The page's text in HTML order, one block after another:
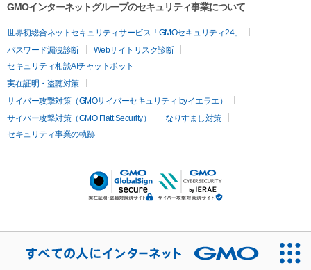
GMOインターネットグループのセキュリティ事業について
世界初総合ネットセキュリティサービス「GMOセキュリティ24」
パスワード漏洩診断
Webサイトリスク診断
セキュリティ相談AIチャットボット
実在証明・盗聴対策
サイバー攻撃対策（GMOサイバーセキュリティ byイエラエ）
サイバー攻撃対策（GMO Flatt Security）
なりすまし対策
セキュリティ事業の軌跡